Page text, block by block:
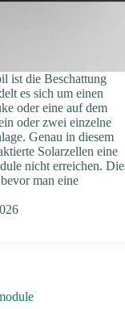
ist die Beschattung
es sich um einen
oder eine auf dem
oder zwei einzelne
Genau in diesem
Solarzellen eine
nicht erreichen.
man eine